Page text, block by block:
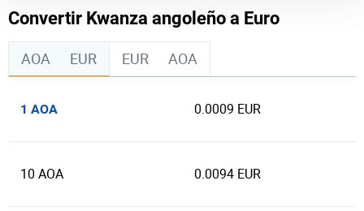
Convertir Kwanza angoleño a Euro
AOA EUR EUR AOA
1 AOA 0.0009 EUR
10 AOA 0.0094 EUR